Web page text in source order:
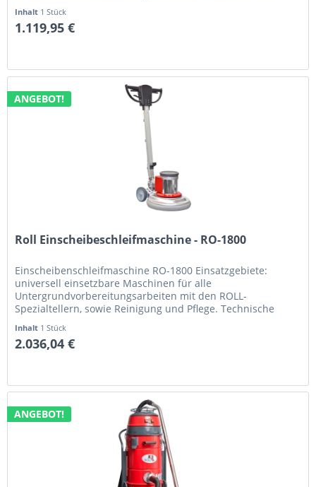
Inhalt 1 Stück
1.119,95 €
ANGEBOT!
Roll Einscheibeschleifmaschine - RO-1800
Einscheibenschleifmaschine RO-1800 Einsatzgebiete:
universell einsetzbare Maschinen für alle
Untergrundvorbereitungsarbeiten mit den ROLL-
Spezialtellern, sowie Reinigung und Pflege. Technische
Inhalt 1 Stück
2.036,04 €
ANGEBOT!